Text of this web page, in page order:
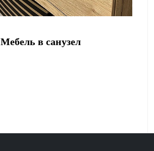
Мебель в санузел